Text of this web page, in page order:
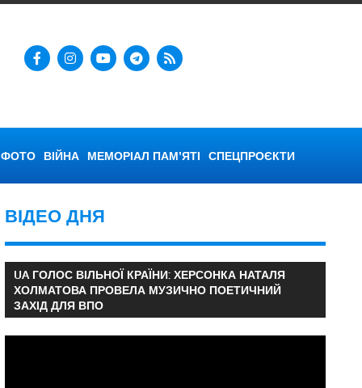
ФОТО ВІЙНА МЕМОРІАЛ ПАМ’ЯТІ СПЕЦПРОЄКТИ
ВІДЕО ДНЯ
UA ГОЛОС ВІЛЬНОЇ КРАЇНИ: ХЕРСОНКА НАТАЛЯ
ХОЛМАТОВА ПРОВЕЛА МУЗИЧНО ПОЕТИЧНИЙ
ЗАХІД ДЛЯ ВПО